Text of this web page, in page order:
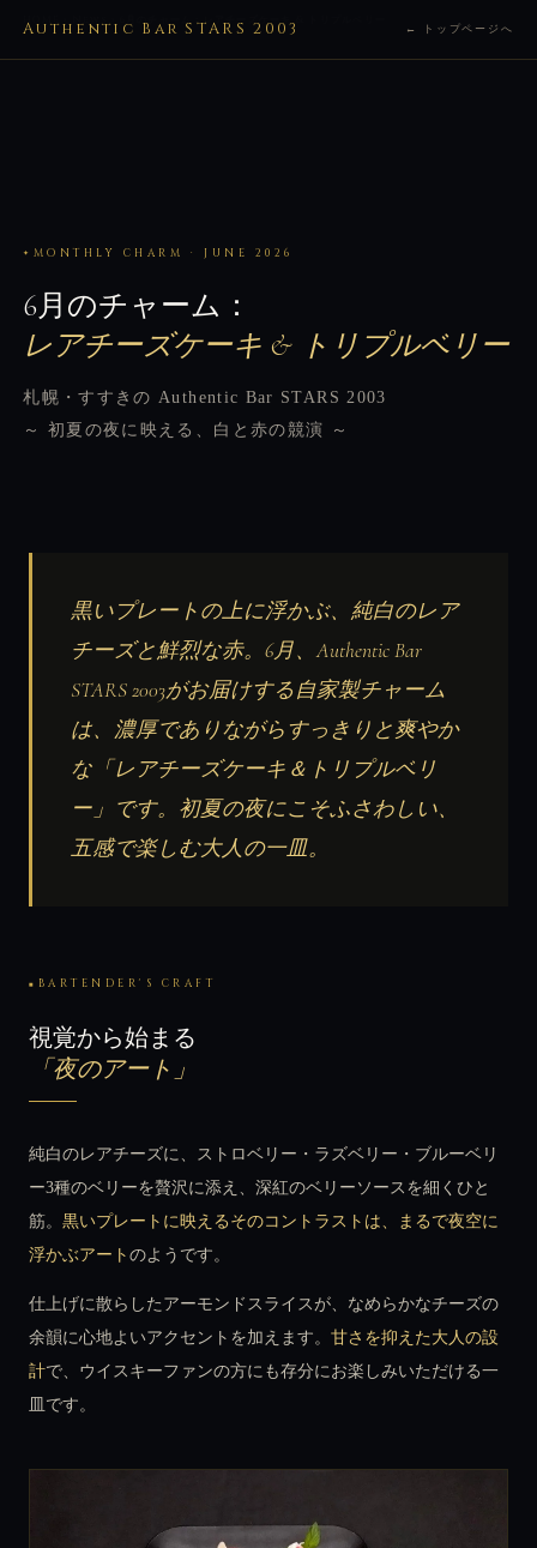
Authentic Bar STARS 2003 ← トップページへ
› 6月のチャーム：レアチーズケーキ & トリプルベリー
MONTHLY CHARM · JUNE 2026
6月のチャーム：
レアチーズケーキ & トリプルベリー
札幌・すすきの Authentic Bar STARS 2003
～ 初夏の夜に映える、白と赤の競演 ～
黒いプレートの上に浮かぶ、純白のレア
チーズと鮮烈な赤。6月、Authentic Bar
STARS 2003がお届けする自家製チャーム
は、 濃厚でありながらすっきりと爽やか
な「レアチーズケーキ＆トリプルベリ
ー」 です。初夏の夜にこそふさわしい、
五感で楽しむ大人の一皿。
BARTENDER'S CRAFT
視覚から始まる
「夜のアート」
純白のレアチーズに、ストロベリー・ラズベリー・ブルーベリ
ー3種のベリーを贅沢に添え、深紅のベリーソースを細くひと
筋。 黒いプレートに映えるそのコントラストは、まるで夜空に
浮かぶアートのようです。
仕上げに散らしたアーモンドスライスが、なめらかなチーズの
余韻に心地よいアクセントを加えます。 甘さを抑えた大人の設
計で、ウイスキーファンの方にも存分にお楽しみいただける一
皿です。